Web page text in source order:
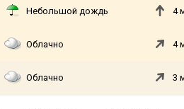
Небольшой дождь 4
Облачно 4
Облачно 3